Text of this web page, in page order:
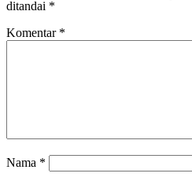
ditandai *
Komentar *
Nama *